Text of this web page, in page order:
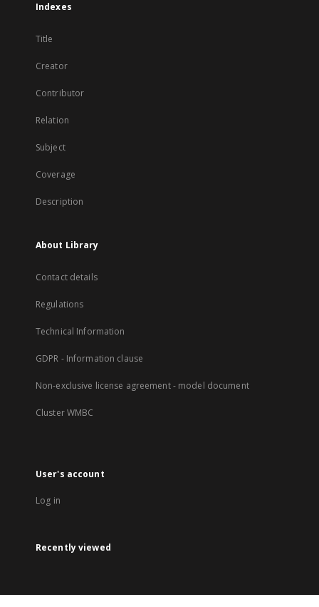
Indexes
Title
Creator
Contributor
Relation
Subject
Coverage
Description
About Library
Contact details
Regulations
Technical Information
GDPR - Information clause
Non-exclusive license agreement - model document
Cluster WMBC
User's account
Log in
Recently viewed